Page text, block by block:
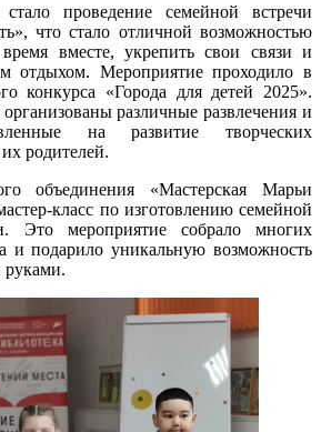
проведение семейной встречи
что стало отличной возможностью
вместе, укрепить свои связи и
отдыхом. Мероприятие проходило в
конкурса «Города для детей 2025».
различные развлечения и
на развитие творческих
родителей.
объединения «Мастерская Марьи
класс по изготовлению семейной
Это мероприятие собрало многих
и подарило уникальную возможность
руками.